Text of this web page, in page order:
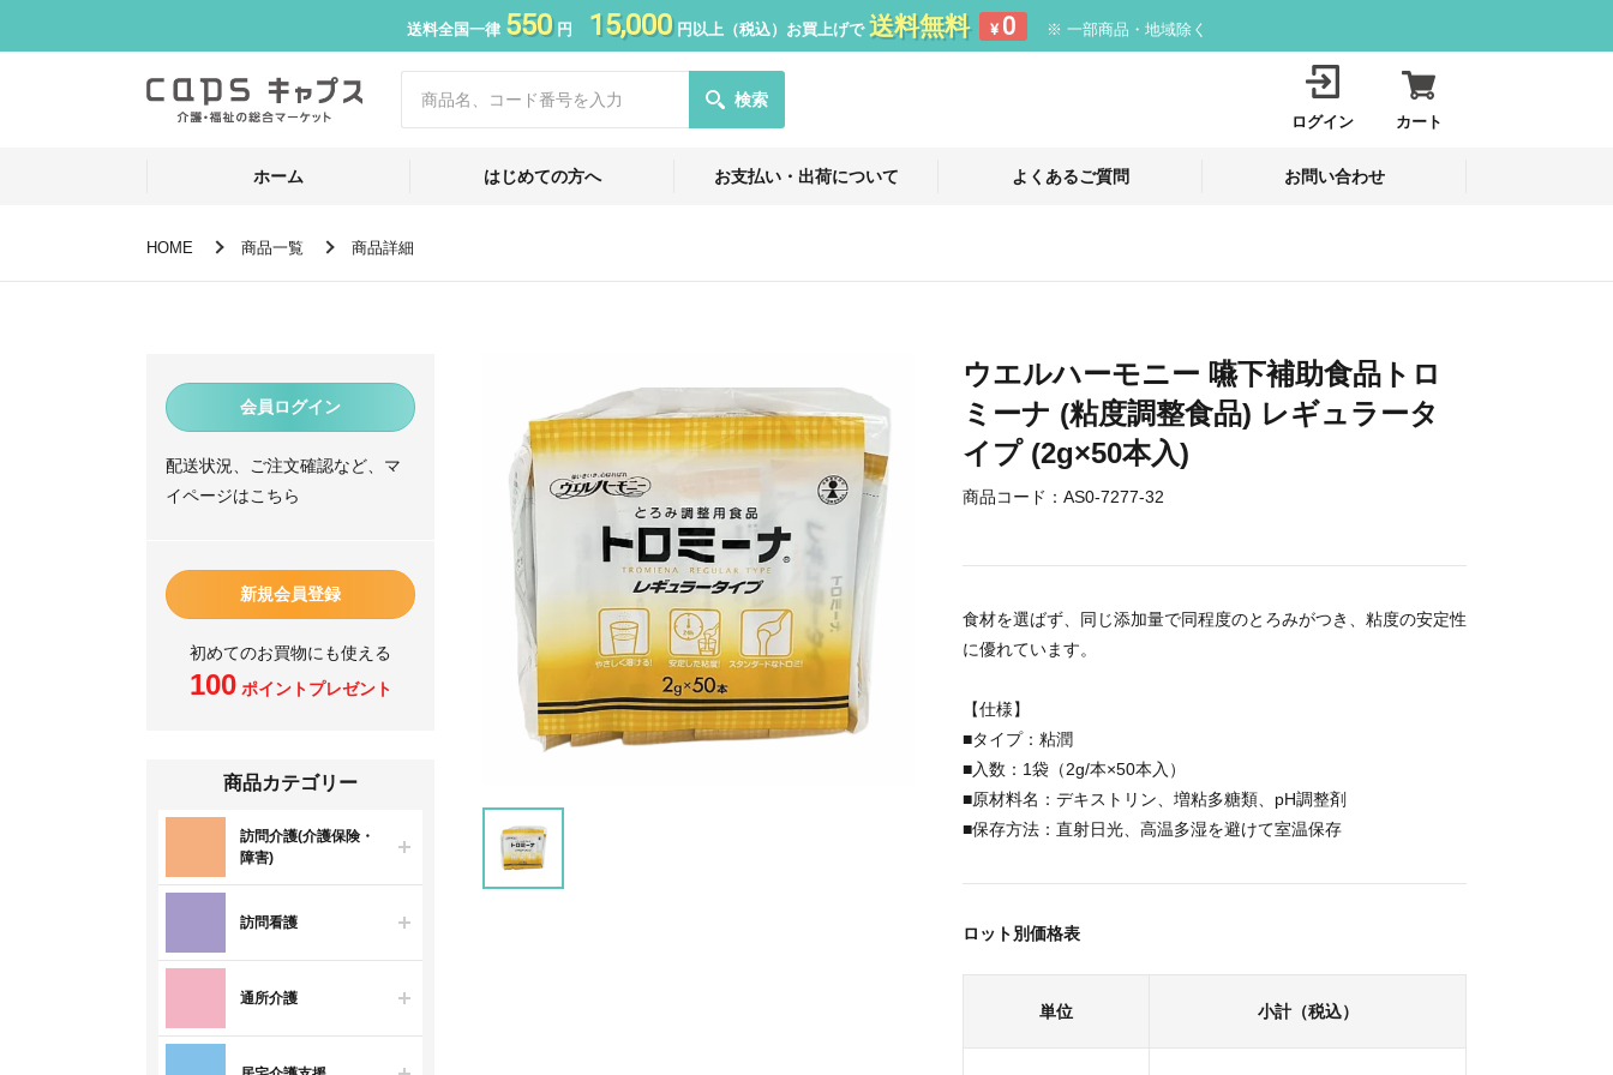
送料全国一律 550円 15,000円以上（税込）お買上げで 送料無料 ¥ 0 ※ 一部商品・地域除く
検索
ログイン カート
ホーム はじめての方へ お支払い・出荷について よくあるご質問 お問い合わせ
HOME 商品一覧 商品詳細
会員ログイン
配送状況、ご注文確認など、マ
イページはこちら
新規会員登録
初めてのお買物にも使える
100ポイントプレゼント
商品カテゴリー
訪問介護(介護保険・
障害)
訪問看護
通所介護
ウエルハーモニー 嚥下補助食品トロ
ミーナ (粘度調整食品) レギュラータ
イプ (2g×50本入)
商品コード： AS0-7277-32
食材を選ばず、同じ添加量で同程度のとろみがつき、粘度の安定性
に優れています。
【仕様】
■タイプ：粘潤
■入数：1袋（2g/本×50本入）
■原材料名：デキストリン、増粘多糖類、pH調整剤
■保存方法：直射日光、高温多湿を避けて室温保存
ロット別価格表
単位 小計（税込）